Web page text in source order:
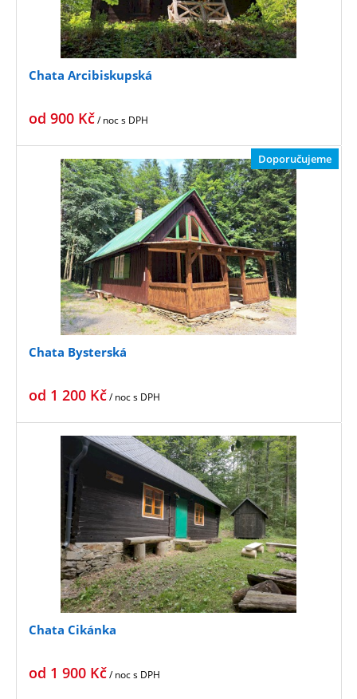
Chata Arcibiskupská
od 900 Kč/ nocs DPH
Doporučujeme
Chata Bysterská
od 1 200 Kč/ nocs DPH
Chata Cikánka
od 1 900 Kč/ nocs DPH